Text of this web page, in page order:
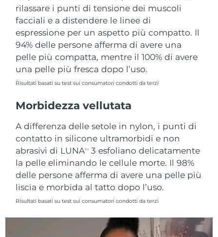
rilassare i punti di tensione dei muscoli
facciali e a distendere le linee di
espressione per un aspetto più compatto. Il
94% delle persone afferma di avere una
pelle più compatta, mentre il 100% di avere
una pelle più fresca dopo l’uso.
Risultati basati su test sui consumatori condotti da terzi
Morbidezza vellutata
A differenza delle setole in nylon, i punti di
contatto in silicone ultramorbidi e non
abrasivi di LUNATM
3 esfoliano delicatamente
la pelle eliminando le cellule morte. Il 98%
delle persone afferma di avere una pelle più
liscia e morbida al tatto dopo l’uso.
Risultati basati su test sui consumatori condotti da terzi
Uzbekistan
Vietnam Consegna stimata15/08/2026